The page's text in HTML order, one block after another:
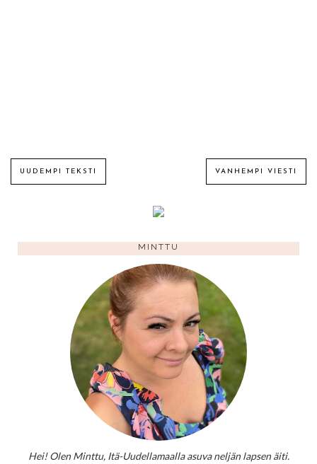
UUDEMPI TEKSTI VANHEMPI VIESTI
MINTTU
Hei! Olen Minttu, Itä-Uudellamaalla asuva neljän lapsen äiti.